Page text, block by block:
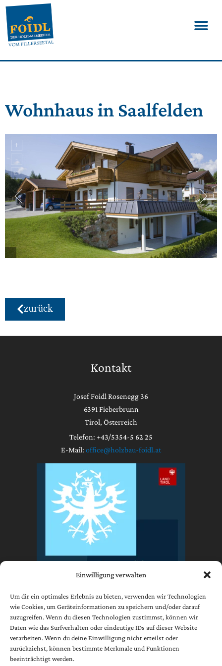
Einwilligung verwalten
Um dir ein optimales Erlebnis zu bieten, verwenden wir Technologien
wie Cookies, um Geräteinformationen zu speichern und/oder darauf
zuzugreifen. Wenn du diesen Technologien zustimmst, können wir
Daten wie das Surfverhalten oder eindeutige IDs auf dieser Website
verarbeiten. Wenn du deine Einwilligung nicht erteilst oder
zurückziehst, können bestimmte Merkmale und Funktionen
beeinträchtigt werden.
Wohnhaus in Saalfelden
zurück
Kontakt
Josef Foidl Rosenegg 36
6391 Fieberbrunn
Tirol, Österreich
Telefon: +43/5354-5 62 25
E-Mail: office@holzbau-foidl.at
Impressum
Datenschutzerklärung
AGB